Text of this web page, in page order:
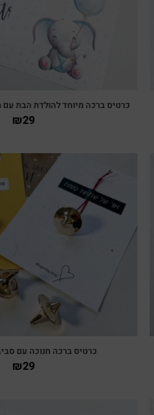
כרטיס ברכה מיוחד להולדת הבת
₪29
כרטיס ברכה חנוכה עם
₪29